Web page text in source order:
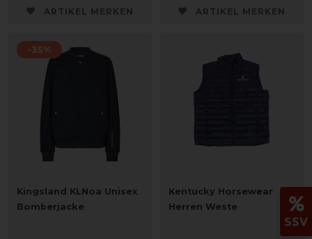
ARTIKEL MERKEN ARTIKEL MERKEN
-35%
Kingsland KLNoa Unisex
Bomberjacke
Kentucky Horsewear
Herren Weste
SSV